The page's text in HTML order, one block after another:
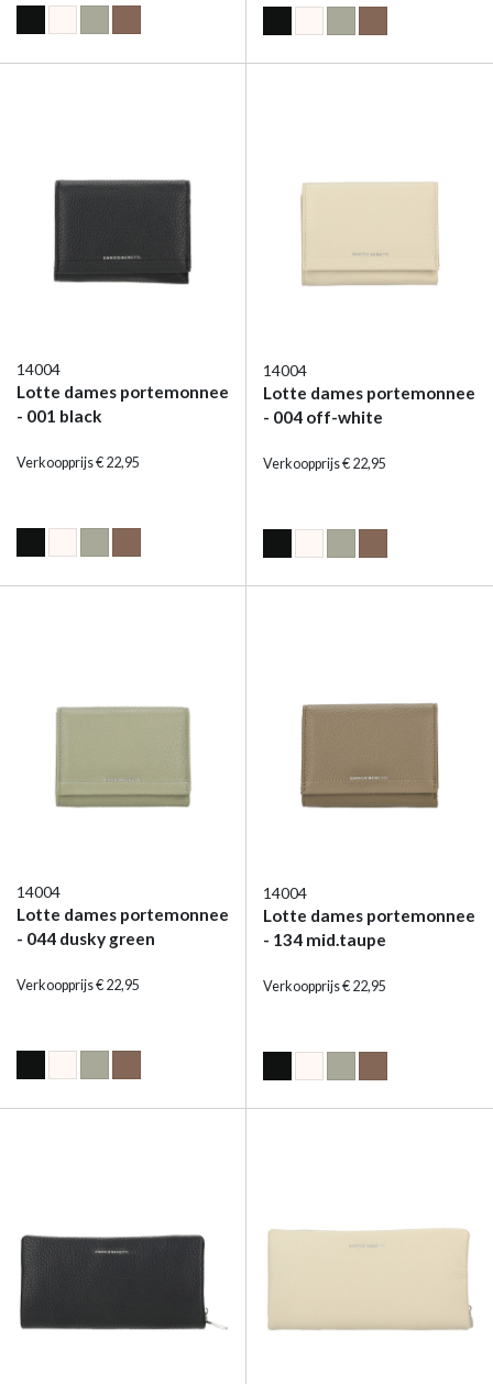
14004
Lotte dames portemonnee
- 001 black
Verkoopprijs € 22,95
14004
Lotte dames portemonnee
- 004 off-white
Verkoopprijs € 22,95
14004
Lotte dames portemonnee
- 044 dusky green
Verkoopprijs € 22,95
14004
Lotte dames portemonnee
- 134 mid.taupe
Verkoopprijs € 22,95